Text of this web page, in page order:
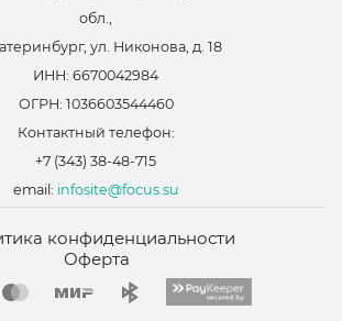
обл.,
ул. Никонова, д. 18
ИНН: 6670042984
ОГРН: 1036603544460
Контактный телефон:
+7 (343) 38-48-715
email: infosite@focus.su
конфиденциальности
Оферта